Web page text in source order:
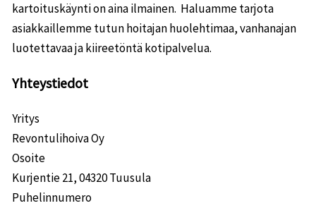
kartoituskäynti on aina ilmainen. Haluamme tarjota
asiakkaillemme tutun hoitajan huolehtimaa, vanhanajan
luotettavaa ja kiireetöntä kotipalvelua.
Yhteystiedot
Yritys
Revontulihoiva Oy
Osoite
Kurjentie 21, 04320 Tuusula
Puhelinnumero